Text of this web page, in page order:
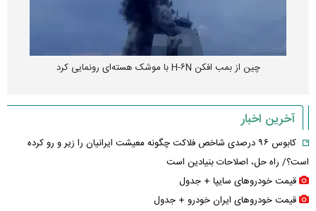
چین از بمب افکن H-۶N با موشک هسته‌ای رونمایی کرد
آخرین اخبار
کابوس ۹۶ درصدی شاخص فلاکت چگونه معیشت ایرانیان را زیر و رو کرده
است؟/ راه حل، اصلاحات بنیادین است
قیمت خودرو‌های سایپا + جدول
قیمت خودرو‌های ایران خودرو + جدول